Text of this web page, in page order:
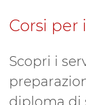
Corsi per
Scopri i
diploma di